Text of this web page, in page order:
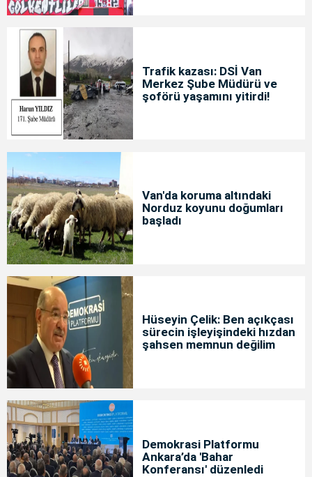
Trafik kazası: DSİ Van
Merkez Şube Müdürü ve
şoförü yaşamını yitirdi!
Van'da koruma altındaki
Norduz koyunu doğumları
başladı
Hüseyin Çelik: Ben açıkçası
sürecin işleyişindeki hızdan
şahsen memnun değilim
Demokrasi Platformu
Ankara’da 'Bahar
Konferansı' düzenledi